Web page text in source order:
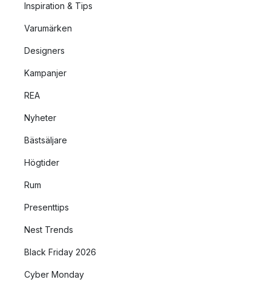
Inspiration & Tips
Varumärken
Designers
Kampanjer
REA
Nyheter
Bästsäljare
Högtider
Rum
Presenttips
Nest Trends
Black Friday 2026
Cyber Monday